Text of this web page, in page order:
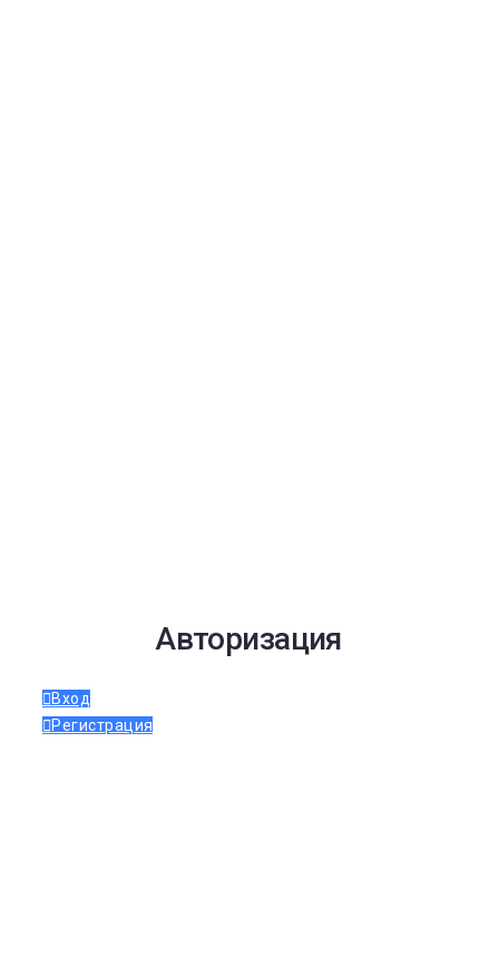
Авторизация
Вход
Регистрация